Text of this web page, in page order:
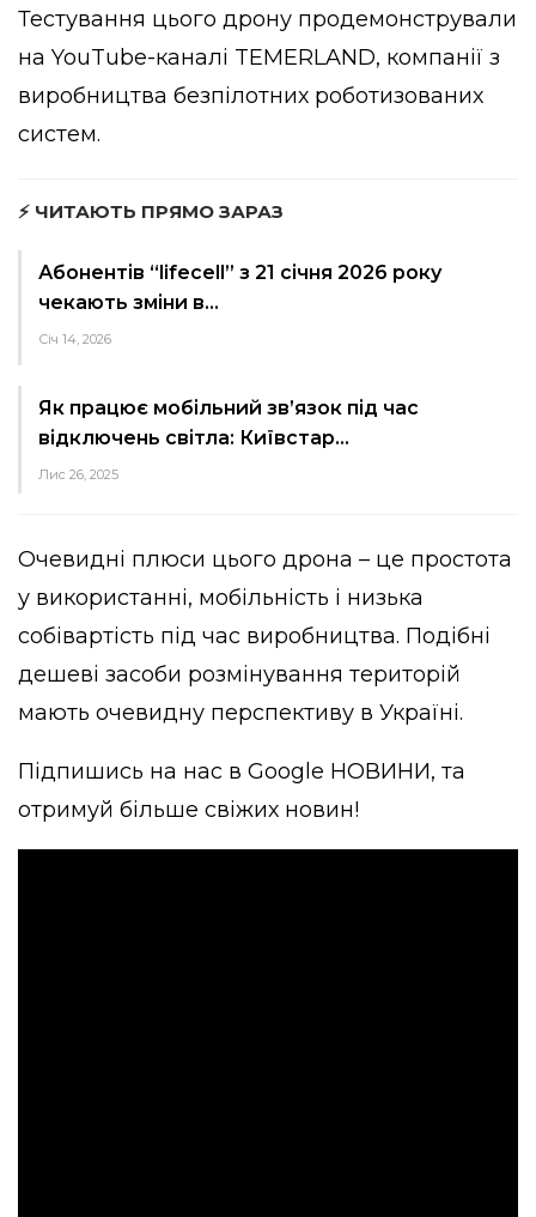
Тестування цього дрону продемонстрували
на YouTube-каналі TEMERLAND, компанії з
виробництва безпілотних роботизованих
систем.
⚡ ЧИТАЮТЬ ПРЯМО ЗАРАЗ
Абонентів “lifecell” з 21 січня 2026 року
чекають зміни в…
Січ 14, 2026
Як працює мобільний зв’язок під час
відключень світла: Київстар…
Лис 26, 2025
Очевидні плюси цього дрона – це простота
у використанні, мобільність і низька
собівартість під час виробництва. Подібні
дешеві засоби розмінування територій
мають очевидну перспективу в Україні.
Підпишись на нас в Google НОВИНИ, та
отримуй більше свіжих новин!